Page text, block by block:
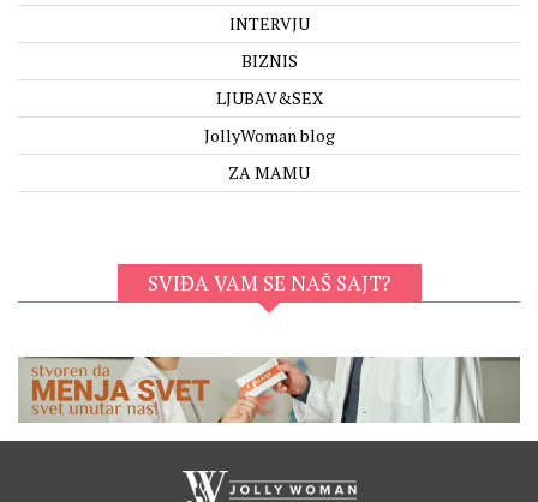
INTERVJU
BIZNIS
LJUBAV&SEX
JollyWoman blog
ZA MAMU
SVIĐA VAM SE NAŠ SAJT?